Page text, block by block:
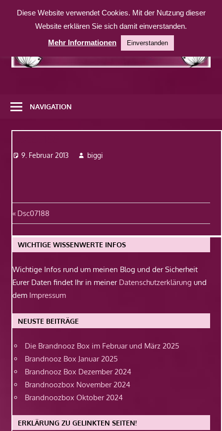
Inhalt
weitere
Website
NAVIGATION
9. Februar 2013 biggi
Beitragsnavigation
Vorheriger
Beitrag:
Dsc07188
WICHTIGE WISSENWERTE INFOS
Wichtige Infos rund um meinen Blog und der Sicherheit
Eurer Daten findet Ihr in meiner Datenschutzerklärung und
dem Impressum
NEUSTE BEITRÄGE
Die Brandnooz Box im Februar und März 2025
Brandnooz Box Januar 2025
Brandnooz Box Dezember 2024
Brandnoozbox November 2024
Brandnoozbox Oktober 2024
ERKLÄRUNG ZU GELINKTEN SEITEN!
Diese Website verwendet Cookies. Mit der Nutzung dieser
Website erklären Sie sich damit einverstanden.
Mehr Informationen
Einverstanden